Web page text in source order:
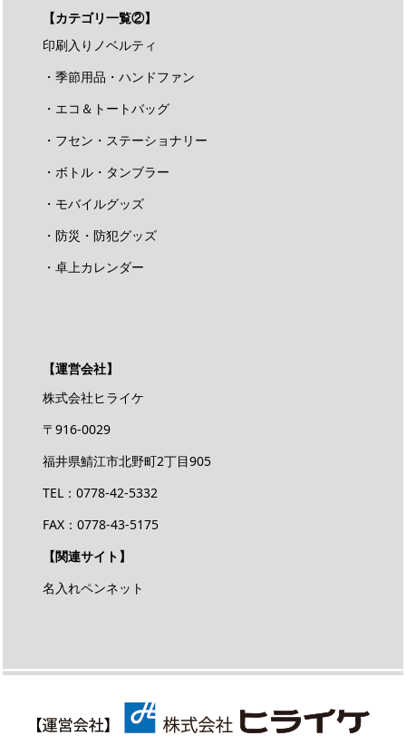
【カテゴリ一覧②】
印刷入りノベルティ
・季節用品・ハンドファン
・エコ＆トートバッグ
・フセン・ステーショナリー
・ボトル・タンブラー
・モバイルグッズ
・防災・防犯グッズ
・卓上カレンダー
【運営会社】
株式会社ヒライケ
〒916-0029
福井県鯖江市北野町2丁目905
TEL：0778-42-5332
FAX：0778-43-5175
【関連サイト】
名入れペンネット